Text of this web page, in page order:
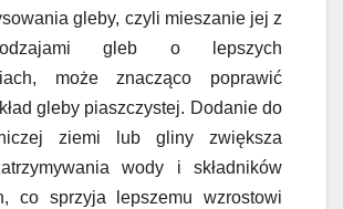
gleby, czyli mieszanie jej z
gleb o lepszych
może znacząco poprawić
gleby piaszczystej. Dodanie do
ziemi lub gliny zwiększa
wody i składników
co sprzyja lepszemu wzrostowi